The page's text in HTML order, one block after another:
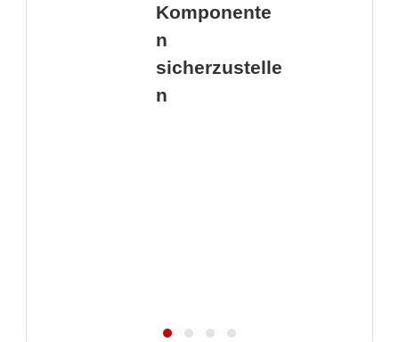
Komponente
n
sicherzustelle
n